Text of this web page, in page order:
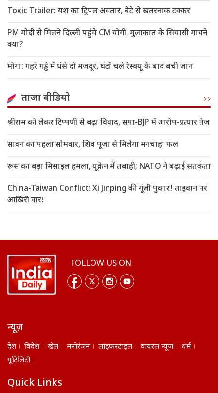
Toxic Trailer: यश का ट्रिपल अवतार, बेटे से खतरनाक टक्कर
PM मोदी से मिलने दिल्ली पहुंचे CM योगी, मुलाकात के सियासी मायने
क्या?
मोगा: गहरे गड्ढे में धंसे दो मजदूर, घंटों चले रेस्क्यू के बाद बची जान
ताजा वीडियो
श्रीराम को लेकर टिप्पणी से बढ़ा विवाद, सपा-BJP में आरोप-प्रत्यार तेज
सावन का पहला सोमवार, शिव पूजा से मिलेगा मनचाहा फल
रूस का बड़ा मिसाइल हमला, यूक्रेन में तबाही; NATO ने बढ़ाई सतर्कता
China-Taiwan Conflict: Xi Jinping की गूंजी पुकार! ताइवान पर
आखिरी वार!
FOLLOW US ON
न्यूज़
देश विदेश खेल मनोरंजन लाइफस्टाइल वायरल न्यूज़
धर्म
यूटिलिटी
Quick Links